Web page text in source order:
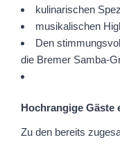
kulinarischen
musikalischen
Den
die Bremer Samba-
Hochrangige Gäste
Zu den bereits